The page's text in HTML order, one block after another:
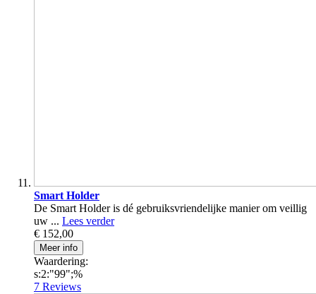
Smart Holder
De Smart Holder is dé gebruiksvriendelijke manier om veillig
uw ... Lees verder
€ 152,00
Meer info
Waardering:
s:2:"99";%
7 Reviews